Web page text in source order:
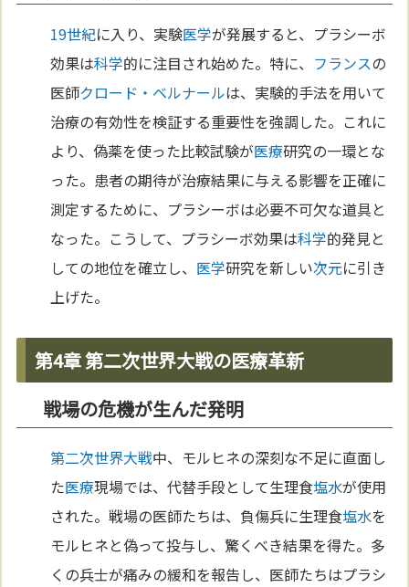
19世紀に入り、実験医学が発展すると、プラシーボ
効果は科学的に注目され始めた。特に、 フランスの
医師クロード・ベルナールは、実験的手法を用いて
治療の有効性を検証する重要性を強調した。これに
より、偽薬を使った比較試験が医療研究の一環とな
った。患者の期待が治療結果に与える影響を正確に
測定するために、プラシーボは必要不可欠な道具と
なった。こうして、プラシーボ効果は科学的発見と
しての地位を確立し、 医学研究を新しい次元に引き
上げた。
第4章 第二次世界大戦の医療革新
戦場の危機が生んだ発明
第二次世界大戦中、モルヒネの深刻な不足に直面し
た医療現場では、代替手段として生理食塩水が使用
された。戦場の医師たちは、負傷兵に生理食塩水を
モルヒネと偽って投与し、驚くべき結果を得た。多
くの兵士が痛みの緩和を報告し、医師たちはプラシ